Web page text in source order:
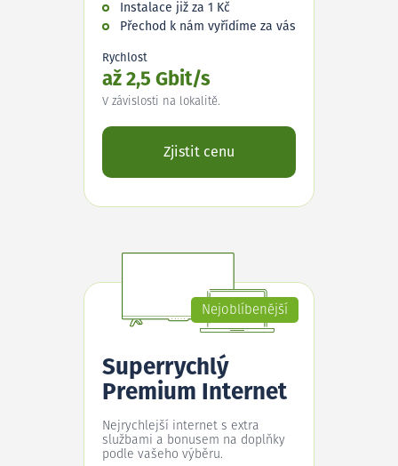
Instalace již za 1 Kč
Přechod k nám vyřídíme za vás
Rychlost
až 2,5 Gbit/s
V závislosti na lokalitě.
Zjistit cenu
Nejoblíbenější
Superrychlý
Premium Internet
Nejrychlejší internet s extra
službami a bonusem na doplňky
podle vašeho výběru.